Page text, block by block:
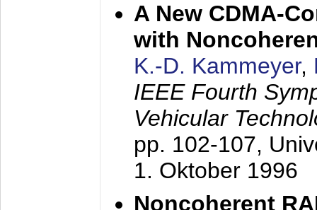
A New CDMA-
with
K.-D. Kammeyer,
IEEE Fourth
Vehicular
pp. 102-107,
1. Oktober 1996
Noncoherent